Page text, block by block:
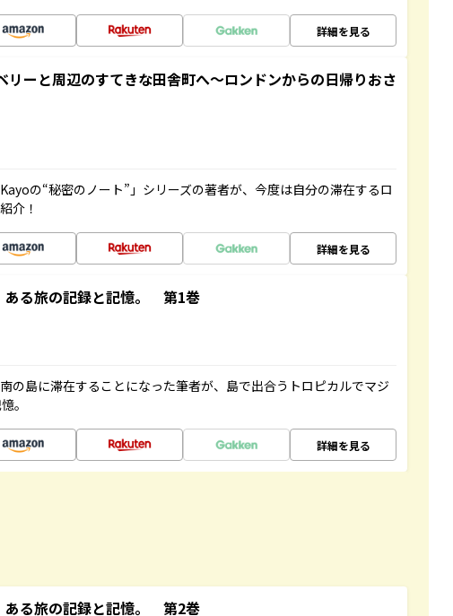
詳細を見る
リーと周辺のすてきな田舎町へ～ロンドンからの日帰りおさ
の“秘密のノート”」シリーズの著者が、今度は自分の滞在するロ
介！
詳細を見る
る旅の記録と記憶。 第1巻
の島に滞在することになった筆者が、島で出合うトロピカルでマジ
。
詳細を見る
る旅の記録と記憶。 第2巻